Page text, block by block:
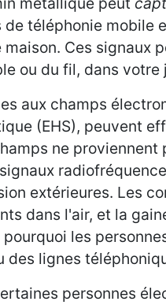
de téléphonie
Ces signaux
ou du fil, dans
aux champs
(EHS), peuvent
ne
extérieures. Les
dans l'air, et la
les
lignes
personnes